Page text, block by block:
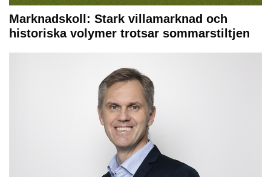
Marknadskoll: Stark villamarknad och
historiska volymer trotsar sommarstiltjen